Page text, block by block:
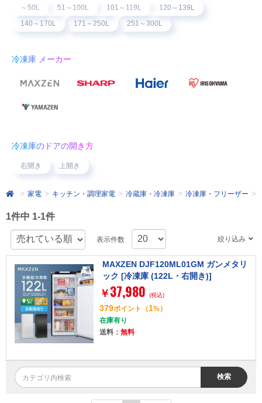
～50L 51～100L 101～119L
120～139L
140～170L
171～250L 251～300L
冷凍庫 メーカー
冷凍庫のドアの開き方
右開き 上開き
家電 キッチン・調理家電 冷蔵庫・冷凍庫 冷凍庫・フリーザー
1件中 1-1件
表示件数 絞り込み
MAXZEN DJF120ML01GM ガンメタリ
ック [冷凍庫 (122L・右開き)]
￥ 37,980 (税込)
379ポイント （1%）
在庫有り
送料： 無料
検索